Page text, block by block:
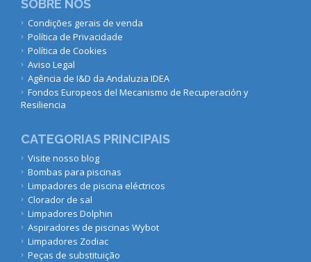
SOBRE NÓS
Condições gerais de venda
Política de Privacidade
Política de Cookies
Aviso Legal
Agência de I&D da Andaluzia IDEA
Fondos Europeos del Mecanismo de Recuperación y
Resiliencia
CATEGORIAS PRINCIPAIS
Visite nosso blog
Bombas para piscinas
Limpadores de piscina eléctricos
Clorador de sal
Limpadores Dolphin
Aspiradores de piscinas Wybot
Limpadores Zodiac
Peças de substituição